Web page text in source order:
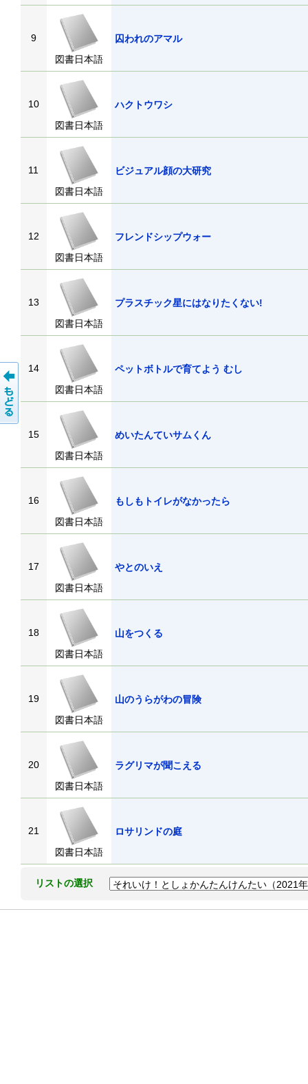
9
図書日本語
囚われのアマル
10
図書日本語
ハクトウワシ
11
図書日本語
ビジュアル顔の大研究
12
図書日本語
フレンドシップウォー
13
図書日本語
プラスチック星にはなりたくない!
14
図書日本語
ペットボトルで育てよう むし
15
図書日本語
めいたんていサムくん
16
図書日本語
もしもトイレがなかったら
17
図書日本語
やとのいえ
18
図書日本語
山をつくる
19
図書日本語
山のうらがわの冒険
20
図書日本語
ラグリマが聞こえる
21
図書日本語
ロサリンドの庭
リストの選択